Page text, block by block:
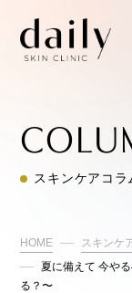
スキンケアコラ
HOME
スキンケ
夏に備えて 今や
る？〜